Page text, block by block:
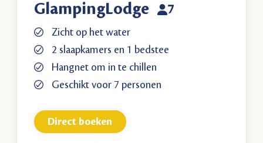
GlampingLodge 7
Zicht op het water
2 slaapkamers en 1 bedstee
Hangnet om in te chillen
Geschikt voor 7 personen
Direct boeken